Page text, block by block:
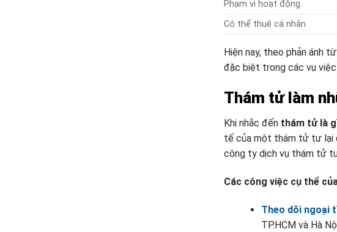
Phạm vi hoạt động
Có thể thuê cá nhân
Hiện nay, theo phản ánh
đặc biệt trong các vụ
Thám tử làm
Khi nhắc đến thám tử là
tế của một thám tử tư lại
công ty dịch vụ thám tử
Các công việc cụ thể
Theo dõi ngoại
TP.HCM và Hà